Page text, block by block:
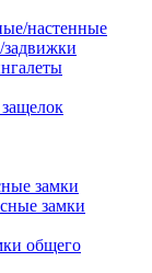
настенные
замки
замки
общего